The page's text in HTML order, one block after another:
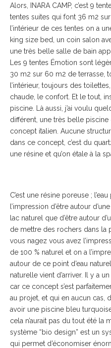
Alors, INARA CAMP, c’est 9
tentes suites qui font 36 m2
l’intérieur de ces tentes on a
king size bed, un coin salon
une très belle salle de bain
Les 9 tentes Émotion sont
30 m2 sur 60 m2 de terrasse,
l’intérieur, toujours des
chaude, le confort. Et le tout,
piscine. Là aussi, j’ai voulu
différent, une très belle piscine
concept italien. Aucune
dans ce concept, c’est du
une résine et qu’on étale à la
C’est une résine poreuse ;
l’impression d’être autour
lac naturel que d’être autour
de mettre des rochers dans la
vous nagez vous avez
de 100 % naturel et on a
autour de ce point d’eau
naturelle vient d’arriver. Il y a
car ce concept s’est
au projet, et qui en aucun cas,
avoir une piscine bleu
cela n’aurait pas du tout été la
système “bio design” est un
qui permet d’économiser